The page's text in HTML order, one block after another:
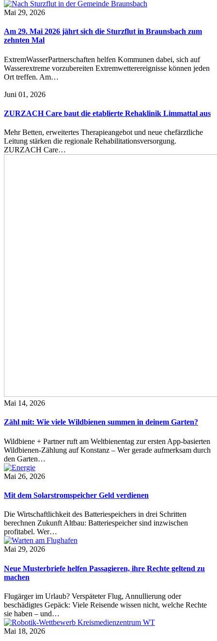
Mai 29, 2026
Am 29. Mai 2026 jährt sich die Sturzflut in Braunsbach zum
zehnten Mal
ExtremWasserPartnerschaften helfen Kommunen dabei, sich auf
Wasserextreme vorzubereiten Extremwetterereignisse können jeden
Ort treffen. Am…
Juni 01, 2026
ZURZACH Care baut die etablierte Rehaklinik Limmattal aus
Mehr Betten, erweitertes Therapieangebot und neue chefärztliche
Leitung stärken die regionale Rehabilitationsversorgung.
ZURZACH Care…
Mai 14, 2026
Zähl mit: Wie viele Wildbienen summen in deinem Garten?
Wildbiene + Partner ruft am Weltbienentag zur ersten App-basierten
Wildbienen-Zählung auf Konstanz – Wer gerade aufmerksam durch
den Garten…
Mai 26, 2026
Mit dem Solarstromspeicher Geld verdienen
Die Wirtschaftlichkeit des Batteriespeichers in drei Schritten
berechnen Zukunft Altbau: Batteriespeicher sind inzwischen
profitabel. Wer…
Mai 29, 2026
Neue Musterbriefe helfen Passagieren, ihre Rechte geltend zu
machen
Flugärger im Urlaub? Verspäteter Flug, Annullierung oder
beschädigtes Gepäck: Viele Reisende wissen nicht, welche Rechte
sie haben – und…
Mai 18, 2026